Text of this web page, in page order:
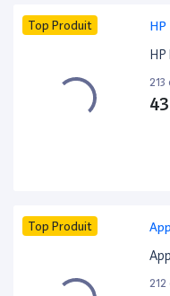
Top Produit HP
Top Produit